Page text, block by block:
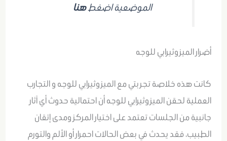
الموضعية اضغطهنا
أضرار الميزوثيرابي للوجه
كانت هذه خلاصة تجربتي مع الميزوثيرابي للوجه و التجارب
العملية لحقن الميزوثيرابي للوجه أن احتمالية حدوث أي آثار
جانبية من الجلسات تعتمد على اختيار المركز ومدى إتقان
الطبيب، فقد يحدث في بعض الحالات احمرار أو الألم والتورم